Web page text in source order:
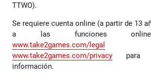
TTWO).
Se requiere cuenta online (a partir de 13
a las funciones
www.take2games.com/legal
www.take2games.com/privacy para
información.